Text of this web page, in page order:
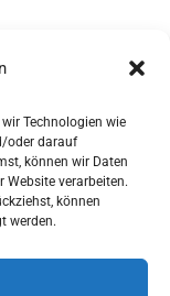
Technologien wie
oder darauf
können wir Daten
Website verarbeiten.
können
werden.